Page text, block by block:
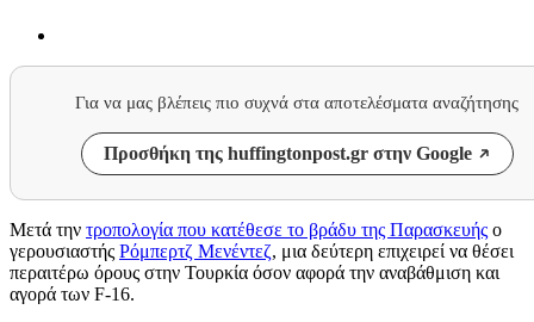
Για να μας βλέπεις πιο συχνά στα αποτελέσματα αναζήτησης
Προσθήκη της huffingtonpost.gr στην Google
Μετά την τροπολογία που κατέθεσε το βράδυ της Παρασκευής ο
γερουσιαστής Ρόμπερτζ Μενέντεζ, μια δεύτερη επιχειρεί να θέσει
περαιτέρω όρους στην Τουρκία όσον αφορά την αναβάθμιση και
αγορά των F-16.